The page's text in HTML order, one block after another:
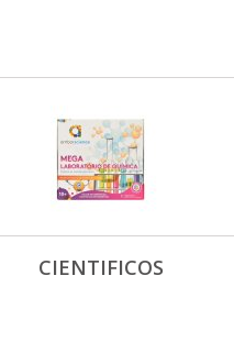
CIENTIFICOS